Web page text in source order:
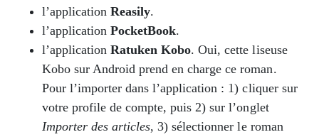
l’application Reasily.
l’application PocketBook.
l’application Ratuken Kobo. Oui, cette liseuse
Kobo sur Android prend en charge ce roman.
Pour l’importer dans l’application : 1) cliquer sur
votre profile de compte, puis 2) sur l’onglet
Importer des articles, 3) sélectionner le roman